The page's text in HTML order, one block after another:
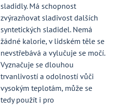
sladidly. Má schopnost
zvýrazňovat sladivost dalších
syntetických sladidel. Nemá
žádné kalorie, v lidském těle se
nevstřebává a vylučuje se močí.
Vyznačuje se dlouhou
trvanlivostí a odolností vůči
vysokým teplotám, může se
tedy použít i pro